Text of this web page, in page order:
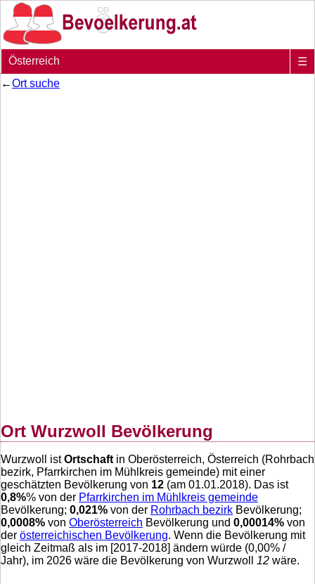
Österreich
☰
←Ort suche
Ort Wurzwoll Bevölkerung
Wurzwoll istOrtschaft in Oberösterreich, Österreich (Rohrbach
bezirk, Pfarrkirchen im Mühlkreis gemeinde) mit einer
geschätzten Bevölkerung von 12 (am 01.01.2018). Das ist
0,8%% von der Pfarrkirchen im Mühlkreis gemeinde
Bevölkerung; 0,021% von der Rohrbach bezirk Bevölkerung;
0,0008% von Oberösterreich Bevölkerung und 0,00014% von
der österreichischen Bevölkerung. Wenn die Bevölkerung mit
gleich Zeitmaß als im [2017-2018] ändern würde (0,00% /
Jahr), im 2026 wäre die Bevölkerung von Wurzwoll 12 wäre.